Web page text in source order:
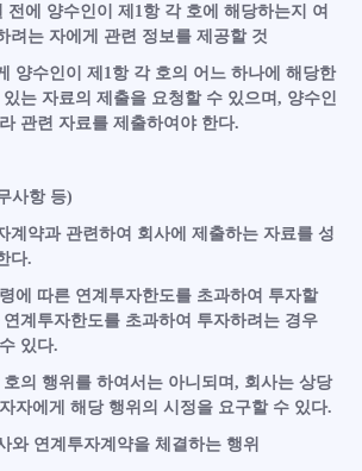
전에 양수인이 제1항 각 호에 해당하는지 여
려는 자에게 관련 정보를 제공할 것
양수인이 제1항 각 호의 어느 하나에 해당한
는 자료의 제출을 요청할 수 있으며, 양수인
관련 자료를 제출하여야 한다.
사항 등)
약과 관련하여 회사에 제출하는 자료를 성
다.
에 따른 연계투자한도를 초과하여 투자할
계투자한도를 초과하여 투자하려는 경우
있다.
의 행위를 하여서는 아니되며, 회사는 상당
자에게 해당 행위의 시정을 요구할 수 있다.
와 연계투자계약을 체결하는 행위